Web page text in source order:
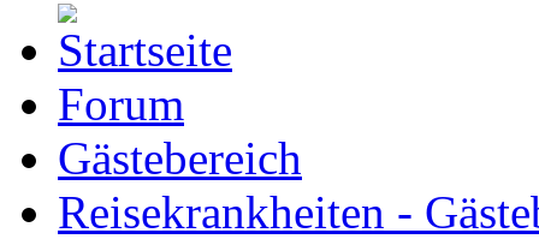
Forum
Gästebereich
Reisekrankheiten -